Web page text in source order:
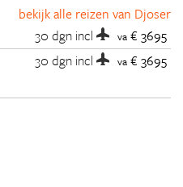
bekijk alle reizen van Djoser
30 dgn incl va € 3695
30 dgn incl va € 3695